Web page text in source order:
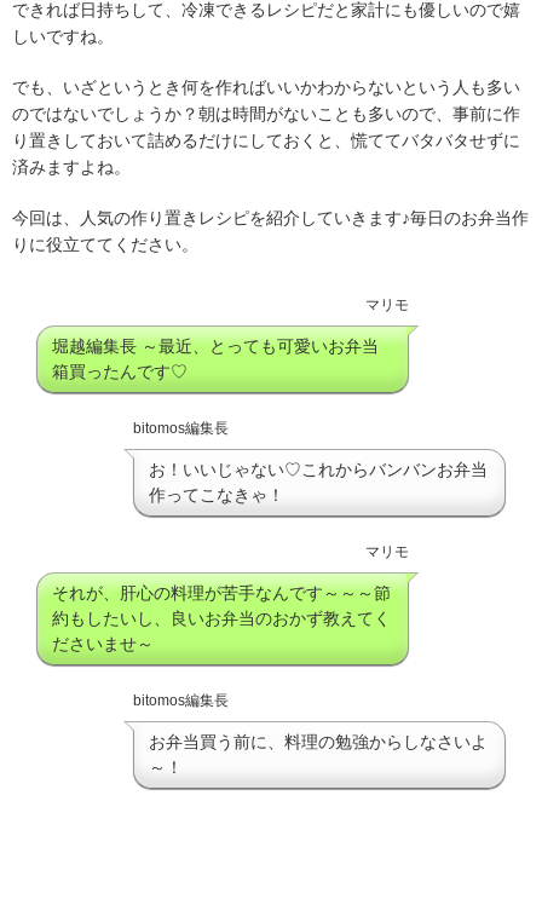
できれば日持ちして、冷凍できるレシピだと家計にも優しいので嬉
しいですね。
でも、いざというとき何を作ればいいかわからないという人も多い
のではないでしょうか？朝は時間がないことも多いので、事前に作
り置きしておいて詰めるだけにしておくと、慌ててバタバタせずに
済みますよね。
今回は、人気の作り置きレシピを紹介していきます♪毎日のお弁当作
りに役立ててください。
マリモ
堀越編集長 ～最近、とっても可愛いお弁当
箱買ったんです♡
bitomos編集長
お！いいじゃない♡これからバンバンお弁当
作ってこなきゃ！
マリモ
それが、肝心の料理が苦手なんです～～～節
約もしたいし、良いお弁当のおかず教えてく
ださいませ～
bitomos編集長
お弁当買う前に、料理の勉強からしなさいよ
～！